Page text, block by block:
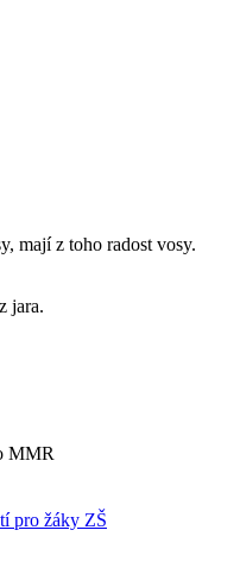
mají z toho radost vosy.
jara.
pro žáky ZŠ